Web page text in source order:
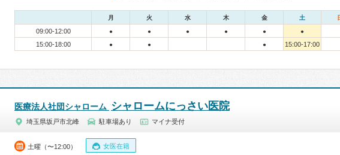
月 火 水 木 金 土
09:00-12:00 ● ● ● ● ● ●
15:00-18:00 ● ● ● 15:00-17:00
医療法人社団シャローム シャロームにっさい医院
埼玉県坂戸市北峰 駐車場あり マイナ受付
土曜（〜12:00） 女医在籍